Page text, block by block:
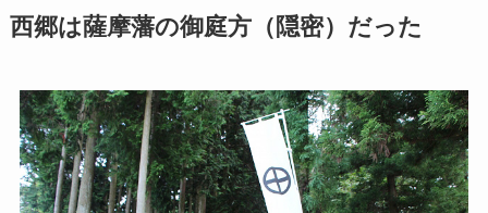
西郷は薩摩藩の御庭方（隠密）だった